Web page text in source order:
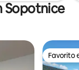
Sopotnice
Favorito
Favorito